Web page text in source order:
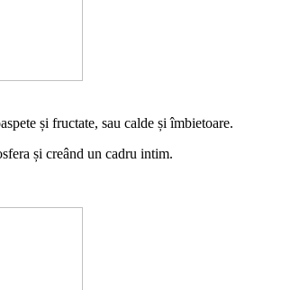
și fructate, sau calde și îmbietoare.
și creând un cadru intim.